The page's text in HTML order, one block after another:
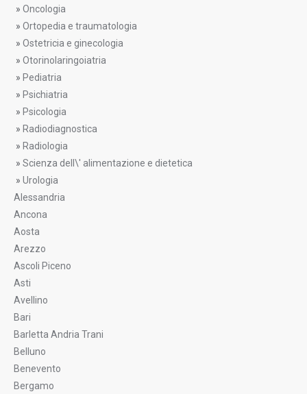
» Oncologia
» Ortopedia e traumatologia
» Ostetricia e ginecologia
» Otorinolaringoiatria
» Pediatria
» Psichiatria
» Psicologia
» Radiodiagnostica
» Radiologia
» Scienza dell\' alimentazione e dietetica
» Urologia
Alessandria
Ancona
Aosta
Arezzo
Ascoli Piceno
Asti
Avellino
Bari
Barletta Andria Trani
Belluno
Benevento
Bergamo